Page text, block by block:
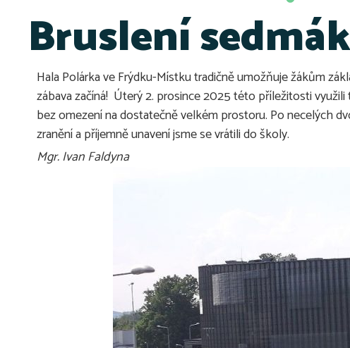
Bruslení
Hala Polárka ve Frýdku-Místku tradičně umožňuje žákům
zábava začíná! Úterý 2. prosince 2025 této příležitosti
bez omezení na dostatečně velkém prostoru. Po necelých
zranění a příjemně unavení jsme se vrátili do školy.
Mgr. Ivan Faldyna